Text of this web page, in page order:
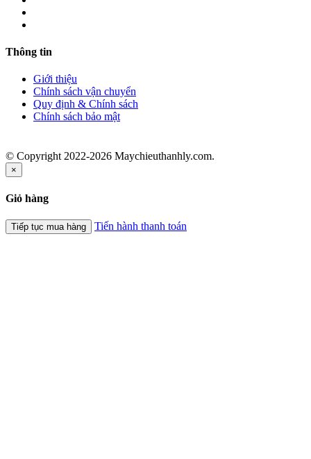
Thông tin
Giới thiệu
Chính sách vận chuyển
Quy định & Chính sách
Chính sách bảo mật
© Copyright 2022-2026 Maychieuthanhly.com.
×
Giỏ hàng
Tiếp tục mua hàng Tiến hành thanh toán